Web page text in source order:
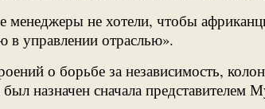
менеджеры не хотели, чтобы
в управлении отраслью».
о борьбе за независимость,
назначен сначала представителем